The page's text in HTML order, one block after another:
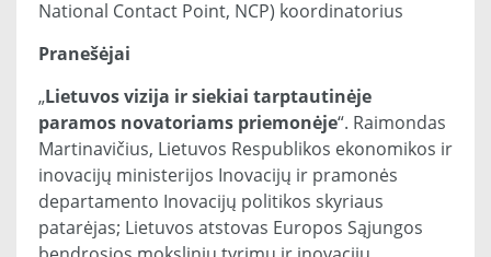
National Contact Point, NCP) koordinatorius
Pranešėjai
„Lietuvos vizija ir siekiai tarptautinėje
paramos novatoriams priemonėje“. Raimondas
Martinavičius, Lietuvos Respublikos ekonomikos ir
inovacijų ministerijos Inovacijų ir pramonės
departamento Inovacijų politikos skyriaus
patarėjas; Lietuvos atstovas Europos Sąjungos